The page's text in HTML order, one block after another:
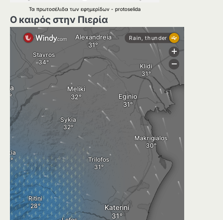
Τα πρωτοσέλιδα των εφημερίδων - protoselida
Ο καιρός στην Πιερία